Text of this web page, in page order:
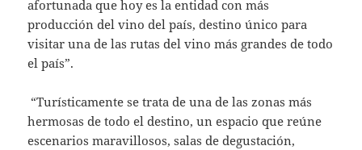
afortunada que hoy es la entidad con más
producción del vino del país, destino único para
visitar una de las rutas del vino más grandes de todo
el país”.
“Turísticamente se trata de una de las zonas más
hermosas de todo el destino, un espacio que reúne
escenarios maravillosos, salas de degustación,